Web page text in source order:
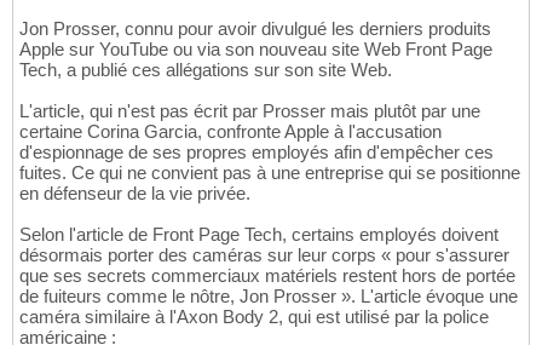
Jon Prosser, connu pour avoir divulgué les derniers produits
Apple sur YouTube ou via son nouveau site Web Front Page
Tech, a publié ces allégations sur son site Web.
L'article, qui n'est pas écrit par Prosser mais plutôt par une
certaine Corina Garcia, confronte Apple à l'accusation
d'espionnage de ses propres employés afin d'empêcher ces
fuites. Ce qui ne convient pas à une entreprise qui se positionne
en défenseur de la vie privée.
Selon l'article de Front Page Tech, certains employés doivent
désormais porter des caméras sur leur corps « pour s'assurer
que ses secrets commerciaux matériels restent hors de portée
de fuiteurs comme le nôtre, Jon Prosser ». L'article évoque une
caméra similaire à l'Axon Body 2, qui est utilisé par la police
américaine :